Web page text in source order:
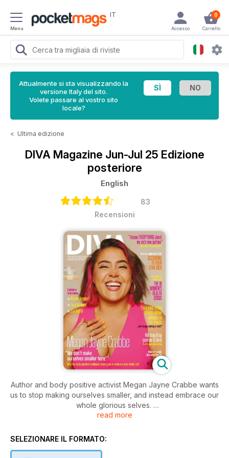
Menu
IT 0
Carrello
Accesso
Attualmente si sta visualizzando la
versione Italy del sito.
Volete passare al vostro sito
locale?
< Ultima edizione
DIVA Magazine Jun-Jul 25 Edizione
posteriore
English
83
Recensioni
Author and body positive activist Megan Jayne Crabbe wants
us to stop making ourselves smaller, and instead embrace our
whole glorious selves.
Ahead of the release of her second book, Megan chats
finally let go of shame and learnt to show up as her most
read more
SELEZIONARE IL FORMATO: